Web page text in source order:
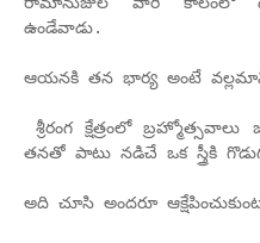
ఉండేవాడు.
ఆయనకి తన భార్య అంటే
శ్రీరంగ క్షేత్రంలో
తనతో పాటు నడిచే ఒక స్త్రీకి
అది చూసి అందరూ